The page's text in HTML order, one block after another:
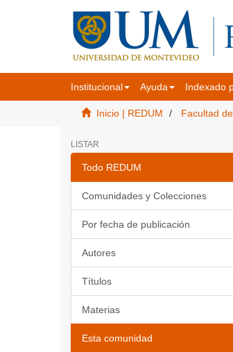
Institucional Ayuda Indexado
Inicio | REDUM Facultad
LISTAR
Todo REDUM
Comunidades y Colecciones
Por fecha de publicación
Autores
Títulos
Materias
Esta comunidad